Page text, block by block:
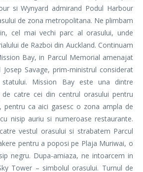
si Wynyard admirand Podul Harbour
de zona metropolitana. Ne plimbam
cel mai vechi parc al orasului, unde
de Razboi din Auckland. Continuam
Bay, in Parcul Memorial amenajat
Savage, prim-ministrul considerat
statului. Mission Bay este una dintre
de catre cei din centrul orasului pentru
pentru ca aici gasesc o zona ampla de
nisip auriu si numeroase restaurante.
vestul orasului si strabatem Parcul
pentru a poposi pe Plaja Muriwai, o
negru. Dupa-amiaza, ne intoarcem in
Tower – simbolul orasului. Turnul de